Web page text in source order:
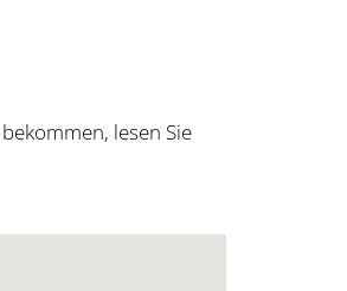
lesen Sie